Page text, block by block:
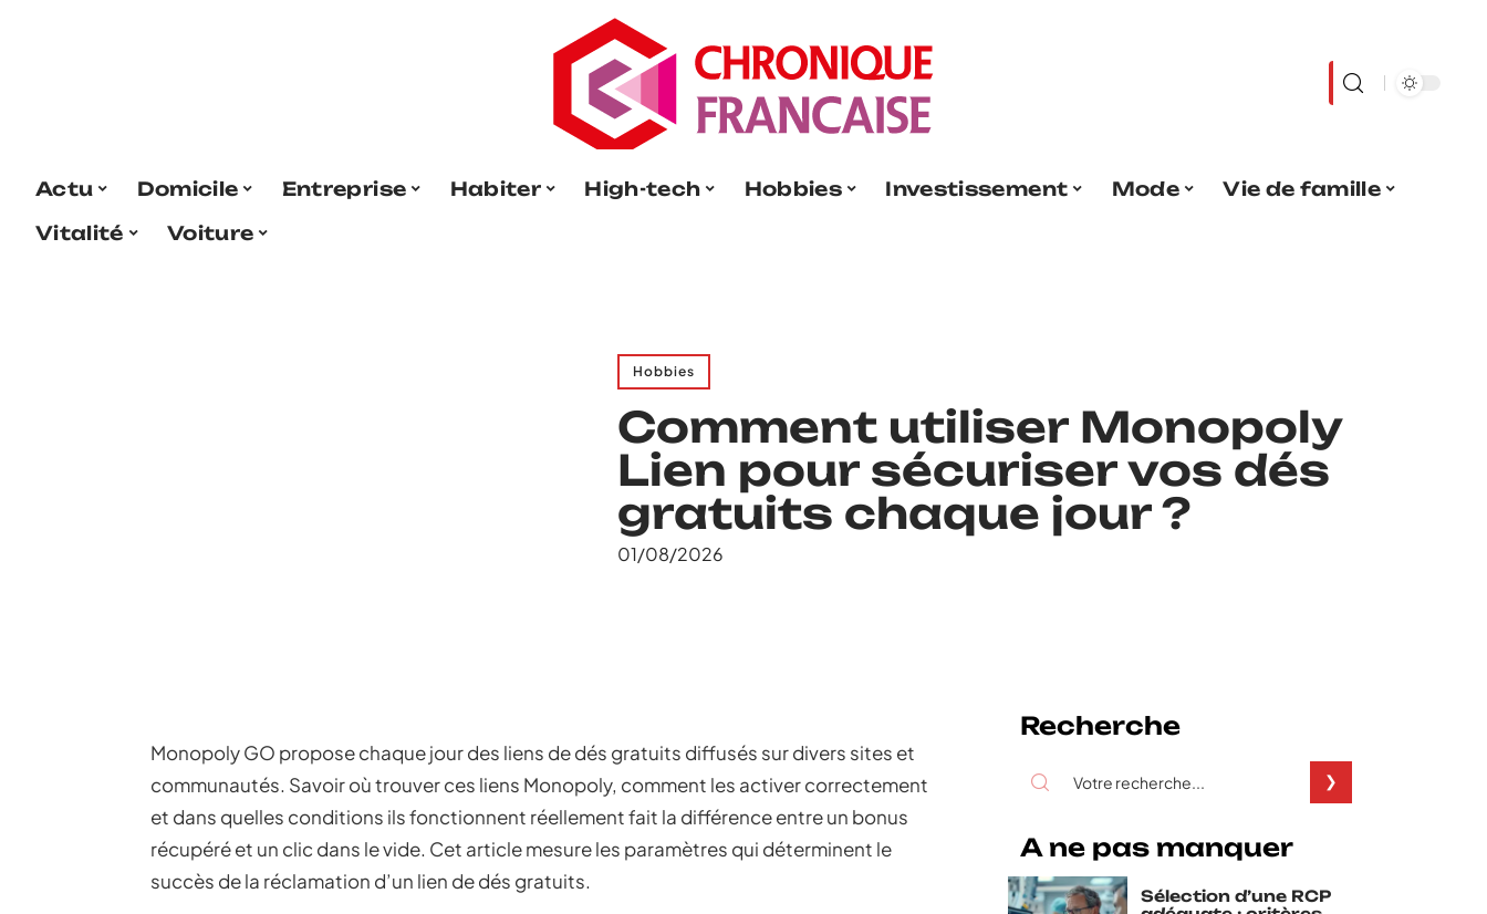
Actu Domicile Entreprise Habiter High-tech Hobbies Investissement Mode
Vie de famille
Vitalité
Voiture
Hobbies
Comment utiliser Monopoly
Lien pour sécuriser vos dés
gratuits chaque jour ?
01/08/2026
Monopoly GO propose chaque jour des liens de dés gratuits diffusés sur divers sites et
communautés. Savoir où trouver ces liens Monopoly, comment les activer correctement
et dans quelles conditions ils fonctionnent réellement fait la différence entre un bonus
récupéré et un clic dans le vide. Cet article mesure les paramètres qui déterminent le
succès de la réclamation d’un lien de dés gratuits.
Recherche
A ne pas manquer
Sélection d’une RCP